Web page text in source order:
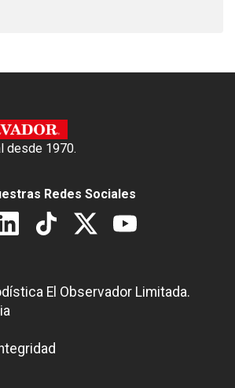
desde 1970.
Redes Sociales
El Observador Limitada.